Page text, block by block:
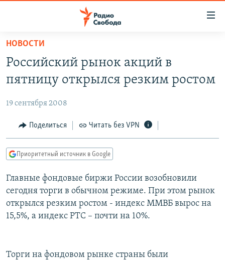
упрощенного
доступа
основному
Вернутся
главной
навигации
Вернутся
поиску
АВТОРСКИЕ ПРОЕКТЫ
ЦИТАТЫ СВОБОДЫ
МНЕНИЯ
IDEL.РЕАЛИИ
КАВКАЗ.РЕАЛИИ
СЕВЕР.РЕАЛИИ
СИБИРЬ.РЕАЛИИ
ПОДПИШИТЕСЬ НА РАССЫЛКУ
НОВОСТИ
Российский рынок акций в
пятницу открылся резким ростом
19 сентября 2008
Поделиться Читать без VPN
Приоритетный источник в Google
Главные фондовые биржи России возобновили
сегодня торги в обычном режиме. При этом рынок
открылся резким ростом - индекс ММВБ вырос на
15,5%, а индекс РТС – почти на 10%.
Торги на фондовом рынке страны были